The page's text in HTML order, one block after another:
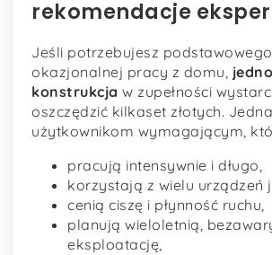
rekomendacje
Jeśli potrzebujesz
okazjonalnej pracy z domu,
konstrukcja w zupełności
oszczędzić kilkaset złotych.
użytkownikom wymagającym,
pracują intensywnie i długo,
korzystają z wielu urządzeń
cenią ciszę i płynność ruchu,
planują wieloletnią,
eksploatację,